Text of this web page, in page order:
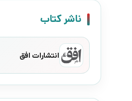
ناشر کتاب
انتشارات افق